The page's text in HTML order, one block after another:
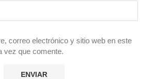
correo electrónico y sitio web en este
vez que comente.